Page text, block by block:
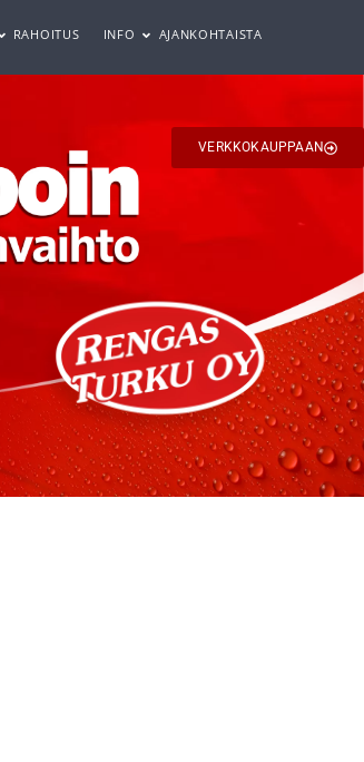
RAHOITUS INFO AJANKOHTAISTA
VERKKOKAUPPAAN